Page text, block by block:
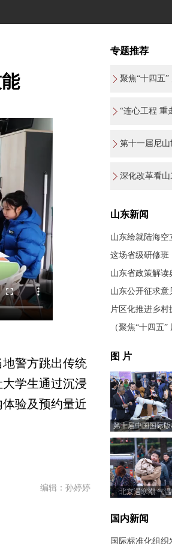
警方跳出传统
学生通过沉浸
验及预约量近
编辑：孙婷婷
专题推荐
聚焦“十四五”
“连心工程 重
第十一届尼
深化改革看山
山东新闻
山东绘就陆海空
这场省级研修班
山东省政策解
片区化推进乡
图 片
第十届中国国际
山东青岛
北京遇寒潮 气
国内新闻